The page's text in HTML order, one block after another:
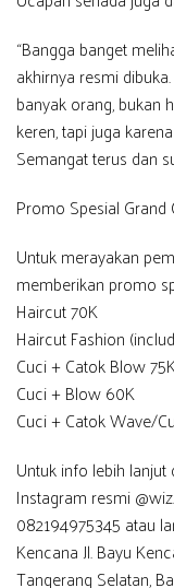
“Bangga banget
akhirnya resmi
banyak orang, bukan
keren, tapi juga
Semangat terus dan
Promo Spesial Grand
Untuk merayakan
memberikan promo
Haircut 70K
Haircut Fashion
Cuci + Catok Blow
Cuci + Blow 60K
Cuci + Catok Wave/
Untuk info lebih
Instagram resmi
082194975345 atau
Kencana Jl. Bayu
Tangerang Selatan,